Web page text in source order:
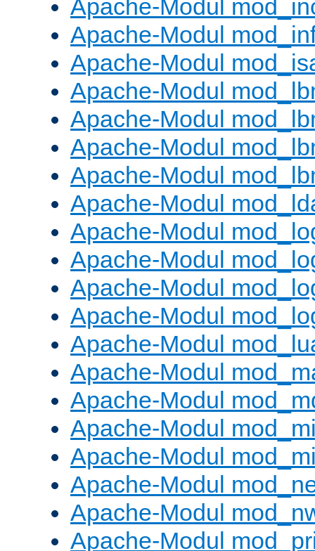
Apache-Modul
Apache-Modul
Apache-Modul
Apache-Modul
Apache-Modul
Apache-Modul
Apache-Modul
Apache-Modul
Apache-Modul
Apache-Modul
Apache-Modul
Apache-Modul
Apache-Modul
Apache-Modul
Apache-Modul
Apache-Modul
Apache-Modul
Apache-Modul
Apache-Modul
Apache-Modul